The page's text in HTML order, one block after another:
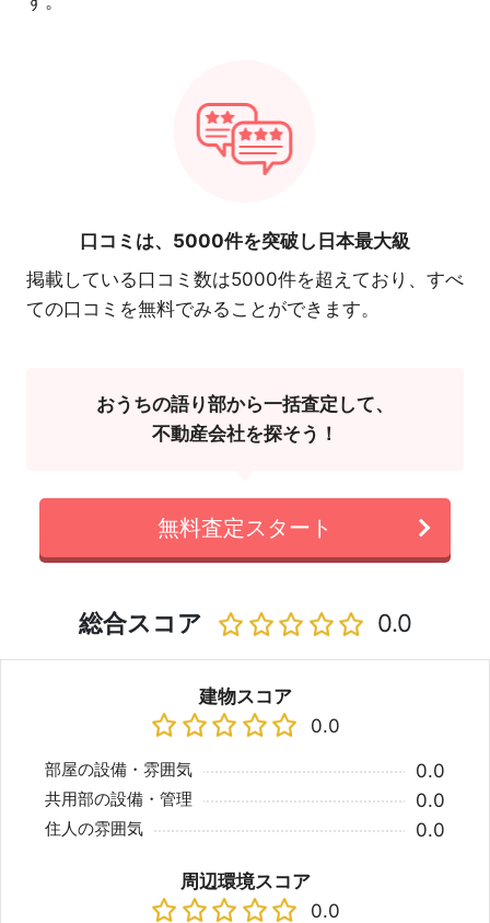
口コミは、 5000件を突破し日本最大級
掲載している口コミ数は5000件を超えており、すべ
ての口コミを無料でみることができます。
おうちの語り部から一括査定して、
不動産会社を探そう！
無料査定スタート
総合スコア 0.0
建物スコア
0.0
部屋の設備・雰囲気 0.0
共用部の設備・管理 0.0
住人の雰囲気 0.0
周辺環境スコア
0.0